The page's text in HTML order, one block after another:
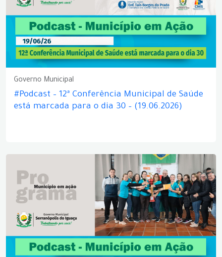
Governo Municipal
#Podcast – 12ª Conferência Municipal de Saúde
está marcada para o dia 30 – (19.06.2026)